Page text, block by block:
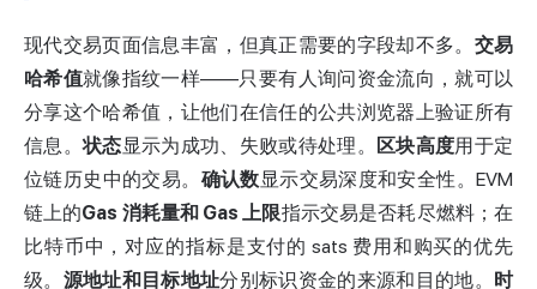
现代交易页面信息丰富，但真正需要的字段却不多。 交易
哈希值就像指纹一样——只要有人询问资金流向，就可以
分享这个哈希值，让他们在信任的公共浏览器上验证所有
信息。状态显示为成功、失败或待处理。 区块高度用于定
位链历史中的交易。 确认数显示交易深度和安全性。EVM
链上的Gas 消耗量和 Gas 上限指示交易是否耗尽燃料；在
比特币中，对应的指标是支付的 sats 费用和购买的优先
级。 源地址和目标地址分别标识资金的来源和目的地。 时